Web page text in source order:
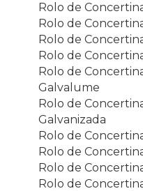
Rolo de
Rolo de
Rolo de
Rolo de
Rolo de
Galvalume
Rolo de
Galvanizada
Rolo de
Rolo de
Rolo de
Rolo de